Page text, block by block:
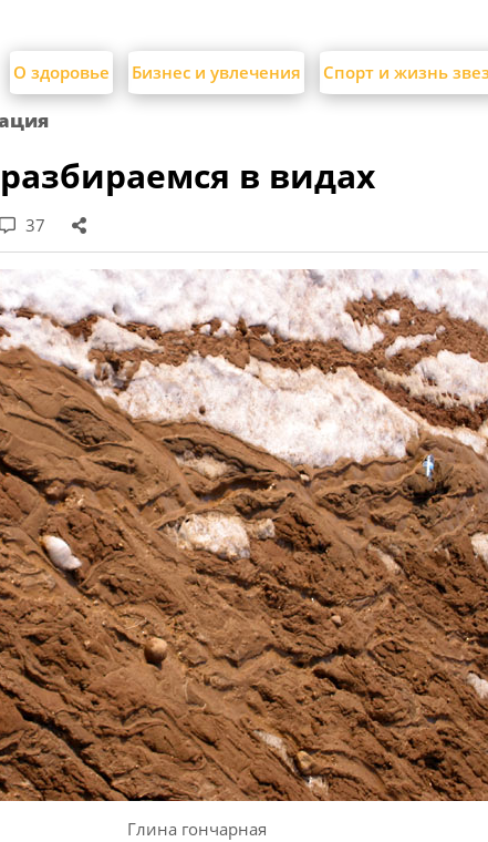
О здоровье Бизнес и увлечения Спорт и жизнь
в видах
37
Глина гончарная